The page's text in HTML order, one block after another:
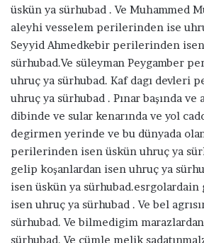
üskün ya sürhubad . Ve Muhammed
aleyhi vesselem perilerinden ise
Seyyid Ahmedkebir perilerinden
sürhubad.Ve süleyman Peygamber
uhruç ya sürhubad. Kaf dagı devleri
uhruç ya sürhubad . Pınar başında ve
dibinde ve sular kenarında ve yol
degirmen yerinde ve bu dünyada
perilerinden isen üskün uhruç ya
gelip koşanlardan isen uhruç ya
isen üskün ya
isen uhruç ya sürhubad . Ve bel
sürhubad. Ve bilmedigim
sürhubad. Ve cümle melik